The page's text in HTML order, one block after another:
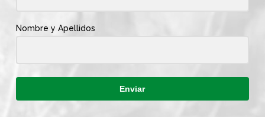
Nombre y Apellidos
Enviar